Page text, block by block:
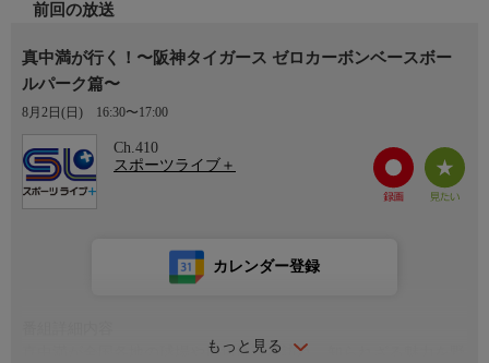
前回の放送
真中満が行く！〜阪神タイガース ゼロカーボンベースボー
ルパーク篇〜
8月2日(日) 16:30〜17:00
Ch.410
スポーツライブ＋
もっと見る
カレンダー登録
真中満が全国各地の球場や周辺施設を訪れ、知られざる魅力を野